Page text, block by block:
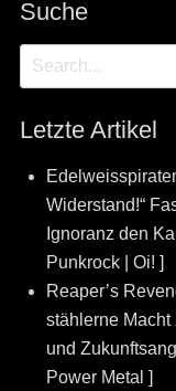
Suche
Search
for:
Letzte Artikel
Widerstand!“
Ignoranz den
Punkrock | Oi! ]
Reaper’s
stählerne Macht
und
Power Metal ]